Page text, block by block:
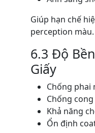
Giúp hạn chế
perception màu.
6.3 Độ
Giấy
Chống phai
Chống
Khả năng
Ổn định